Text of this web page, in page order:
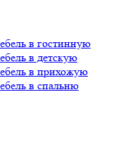
в гостинную
в детскую
в прихожую
в спальню